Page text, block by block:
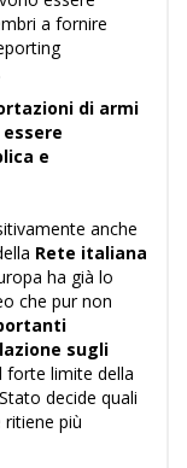
a fornire
di armi
e
anche
Rete italiana
ha già lo
che pur non
sugli
forte limite della
decide quali
più